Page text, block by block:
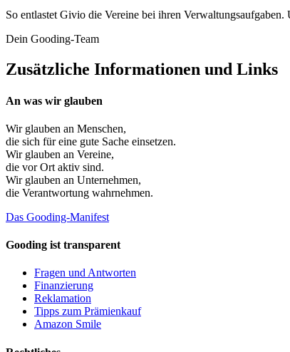
So entlastet Givio die Vereine bei ihren
Dein Gooding-Team
Zusätzliche Informationen und Links
An was wir glauben
Wir glauben an Menschen,
die sich für eine gute Sache einsetzen.
Wir glauben an Vereine,
die vor Ort aktiv sind.
Wir glauben an Unternehmen,
die Verantwortung wahrnehmen.
Das Gooding-Manifest
Gooding ist transparent
Fragen und Antworten
Finanzierung
Reklamation
Tipps zum Prämienkauf
Amazon Smile